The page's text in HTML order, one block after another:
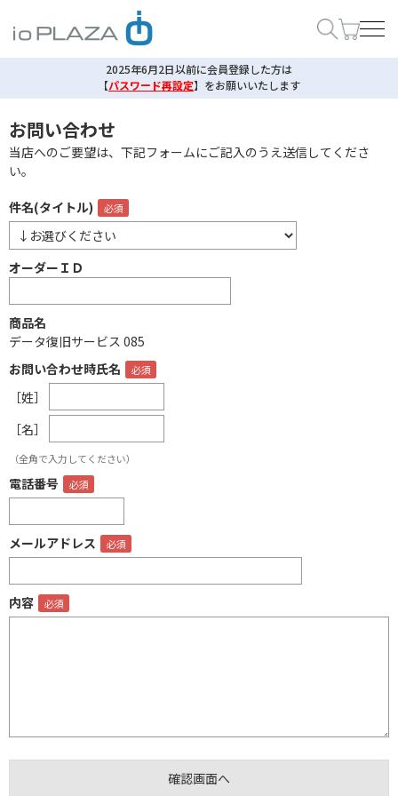
2025年6月2日以前に会員登録した方は
【パスワード再設定】 をお願いいたします
お問い合わせ
当店へのご要望は、下記フォームにご記入のうえ送信してくださ
い。
件名(タイトル)
オーダーＩＤ
商品名
データ復旧サービス 085
お問い合わせ時氏名
［姓］
［名］
（全角で入力してください）
電話番号
メールアドレス
内容